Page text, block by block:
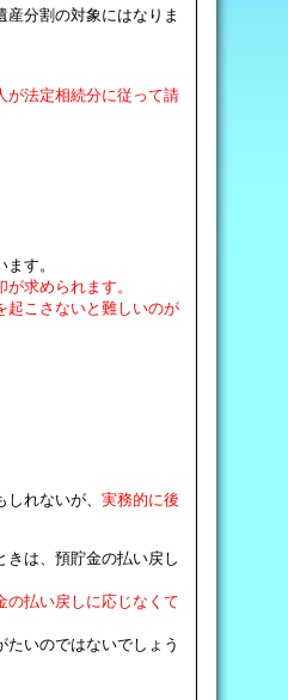
分割の対象にはなりま
が法定相続分に従って請
す。
求められます。
起こさないと難しいのが
れないが、 実務的に後
きは、預貯金の払い戻し
の払い戻しに応じなくて
いのではないでしょう